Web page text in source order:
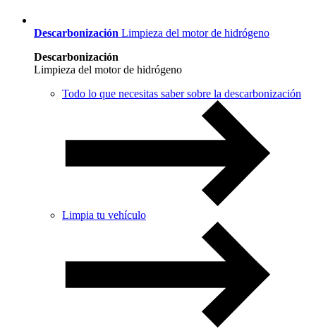
Descarbonización Limpieza del motor de hidrógeno
Descarbonización
Limpieza del motor de hidrógeno
Todo lo que necesitas saber sobre la descarbonización
Limpia tu vehículo